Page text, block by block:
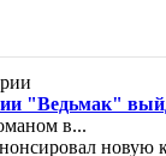
"Ведьмак"
в...